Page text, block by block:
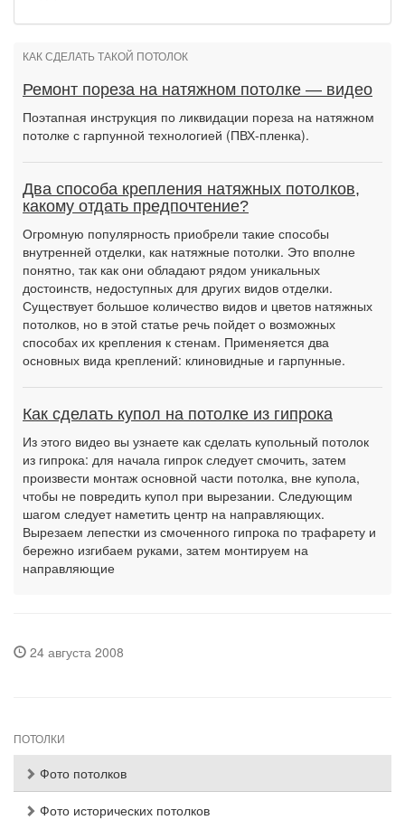
КАК СДЕЛАТЬ ТАКОЙ ПОТОЛОК
Ремонт пореза на натяжном потолке — видео
Поэтапная инструкция по ликвидации пореза на натяжном
потолке с гарпунной технологией (ПВХ-пленка).
Два способа крепления натяжных потолков,
какому отдать предпочтение?
Огромную популярность приобрели такие способы
внутренней отделки, как натяжные потолки. Это вполне
понятно, так как они обладают рядом уникальных
достоинств, недоступных для других видов отделки.
Существует большое количество видов и цветов натяжных
потолков, но в этой статье речь пойдет о возможных
способах их крепления к стенам. Применяется два
основных вида креплений: клиновидные и гарпунные.
Как сделать купол на потолке из гипрока
Из этого видео вы узнаете как сделать купольный потолок
из гипрока: для начала гипрок следует смочить, затем
произвести монтаж основной части потолка, вне купола,
чтобы не повредить купол при вырезании. Следующим
шагом следует наметить центр на направляющих.
Вырезаем лепестки из смоченного гипрока по трафарету и
бережно изгибаем руками, затем монтируем на
направляющие
24 августа 2008
ПОТОЛКИ
Фото потолков
Фото исторических потолков